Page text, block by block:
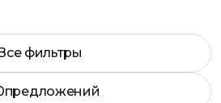
фильтры
предложений